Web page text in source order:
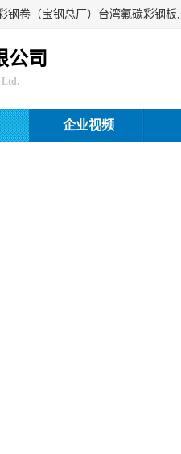
公司
Ltd.
企业视频